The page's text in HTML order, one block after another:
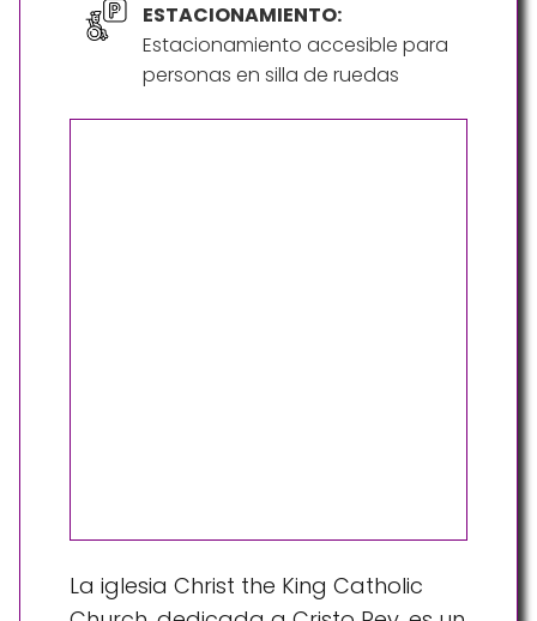
ESTACIONAMIENTO:
Estacionamiento accesible para
personas en silla de ruedas
La iglesia Christ the King Catholic